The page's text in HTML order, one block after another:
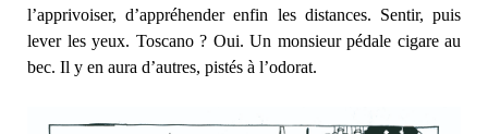
l’apprivoiser, d’appréhender enfin les distances. Sentir, puis
lever les yeux. Toscano ? Oui. Un monsieur pédale cigare au
bec. Il y en aura d’autres, pistés à l’odorat.